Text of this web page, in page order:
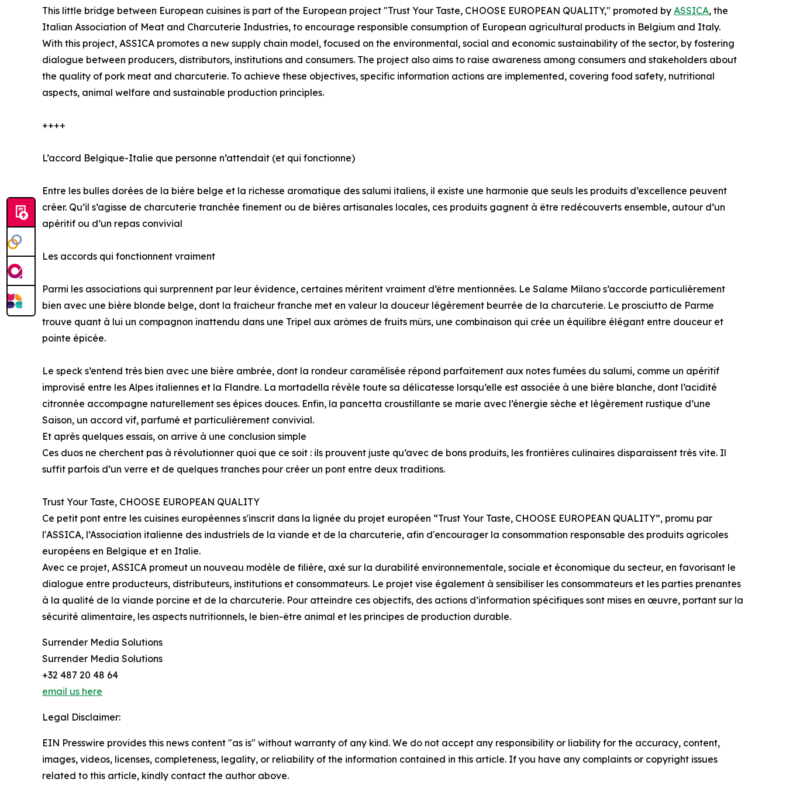
This little bridge between European cuisines is part of the European project "Trust Your Taste, CHOOSE EUROPEAN QUALITY," promoted by ASSICA, the
Italian Association of Meat and Charcuterie Industries, to encourage responsible consumption of European agricultural products in Belgium and Italy.
With this project, ASSICA promotes a new supply chain model, focused on the environmental, social and economic sustainability of the sector, by fostering
dialogue between producers, distributors, institutions and consumers. The project also aims to raise awareness among consumers and stakeholders about
the quality of pork meat and charcuterie. To achieve these objectives, specific information actions are implemented, covering food safety, nutritional
aspects, animal welfare and sustainable production principles.
++++
L’accord Belgique-Italie que personne n’attendait (et qui fonctionne)
Entre les bulles dorées de la bière belge et la richesse aromatique des salumi italiens, il existe une harmonie que seuls les produits d’excellence peuvent
créer. Qu’il s’agisse de charcuterie tranchée finement ou de bières artisanales locales, ces produits gagnent à être redécouverts ensemble, autour d’un
apéritif ou d’un repas convivial
Les accords qui fonctionnent vraiment
Parmi les associations qui surprennent par leur évidence, certaines méritent vraiment d’être mentionnées. Le Salame Milano s’accorde particulièrement
bien avec une bière blonde belge, dont la fraîcheur franche met en valeur la douceur légèrement beurrée de la charcuterie. Le prosciutto de Parme
trouve quant à lui un compagnon inattendu dans une Tripel aux arômes de fruits mûrs, une combinaison qui crée un équilibre élégant entre douceur et
pointe épicée.
Le speck s’entend très bien avec une bière ambrée, dont la rondeur caramélisée répond parfaitement aux notes fumées du salumi, comme un apéritif
improvisé entre les Alpes italiennes et la Flandre. La mortadella révèle toute sa délicatesse lorsqu’elle est associée à une bière blanche, dont l’acidité
citronnée accompagne naturellement ses épices douces. Enfin, la pancetta croustillante se marie avec l’énergie sèche et légèrement rustique d’une
Saison, un accord vif, parfumé et particulièrement convivial.
Et après quelques essais, on arrive à une conclusion simple
Ces duos ne cherchent pas à révolutionner quoi que ce soit : ils prouvent juste qu’avec de bons produits, les frontières culinaires disparaissent très vite. Il
suffit parfois d’un verre et de quelques tranches pour créer un pont entre deux traditions.
Trust Your Taste, CHOOSE EUROPEAN QUALITY
Ce petit pont entre les cuisines européennes s'inscrit dans la lignée du projet européen “Trust Your Taste, CHOOSE EUROPEAN QUALITY”, promu par
l'ASSICA, l’Association italienne des industriels de la viande et de la charcuterie, afin d'encourager la consommation responsable des produits agricoles
européens en Belgique et en Italie.
Avec ce projet, ASSICA promeut un nouveau modèle de filière, axé sur la durabilité environnementale, sociale et économique du secteur, en favorisant le
dialogue entre producteurs, distributeurs, institutions et consommateurs. Le projet vise également à sensibiliser les consommateurs et les parties prenantes
à la qualité de la viande porcine et de la charcuterie. Pour atteindre ces objectifs, des actions d’information spécifiques sont mises en œuvre, portant sur la
sécurité alimentaire, les aspects nutritionnels, le bien-être animal et les principes de production durable.
Surrender Media Solutions
Surrender Media Solutions
+32 487 20 48 64
email us here
Legal Disclaimer:
EIN Presswire provides this news content "as is" without warranty of any kind. We do not accept any responsibility or liability for the accuracy, content,
images, videos, licenses, completeness, legality, or reliability of the information contained in this article. If you have any complaints or copyright issues
related to this article, kindly contact the author above.